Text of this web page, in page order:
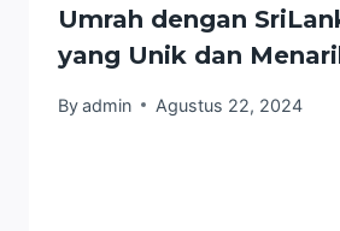
Umrah dengan
yang Unik dan
Byadmin Agustus 22, 2024